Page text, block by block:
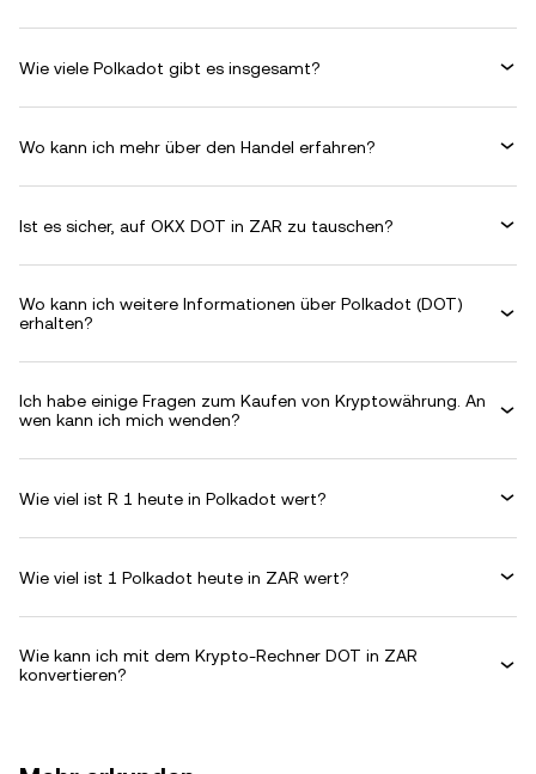
Wie viele Polkadot gibt es insgesamt?
Wo kann ich mehr über den Handel erfahren?
Ist es sicher, auf OKX DOT in ZAR zu tauschen?
Wo kann ich weitere Informationen über Polkadot (DOT)
erhalten?
Ich habe einige Fragen zum Kaufen von Kryptowährung. An
wen kann ich mich wenden?
Wie viel ist R 1 heute in Polkadot wert?
Wie viel ist 1 Polkadot heute in ZAR wert?
Wie kann ich mit dem Krypto-Rechner DOT in ZAR
konvertieren?